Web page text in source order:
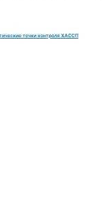
точки контроля ХАССП